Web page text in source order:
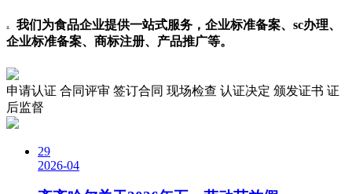
3.
我们为食品企业提供一站式服务，企业标准备案、sc办理、
企业标准备案、商标注册、产品推广等。
申请认证 合同评审 签订合同 现场检查 认证决定 颁发证书 证
后监督
29
2026-04